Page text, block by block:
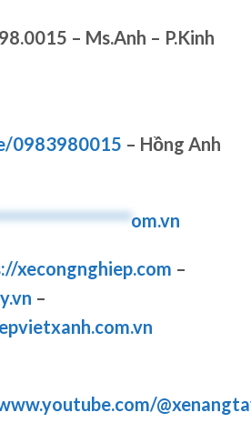
– Ms.Anh – P.Kinh
0983980015 – Hồng Anh
om.vn
xecongnghiep.com –
–